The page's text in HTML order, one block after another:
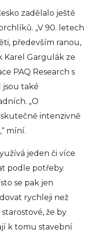
zadělalo ještě
„V 90. letech
především ranou,
Karel Gargulák ze
PAQ Research s
jsou také
„O
intenzivně
míní.
jeden či více
podle potřeby.
se pak jen
rychleji než
že by
k tomu stavební